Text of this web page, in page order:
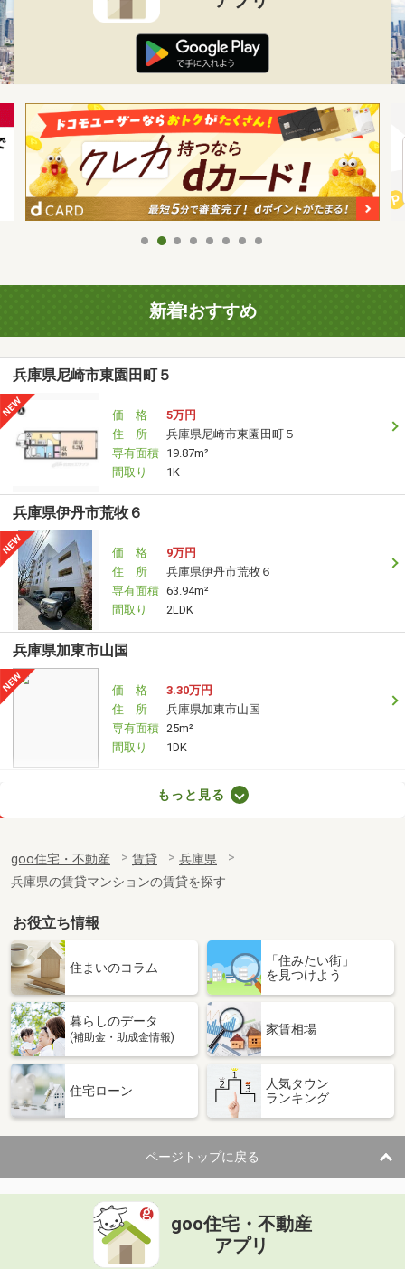
新着!おすすめ
兵庫県尼崎市東園田町５
価 格
5万円
住 所
兵庫県尼崎市東園田町５
専有面積 19.87m²
間取り
1K
兵庫県伊丹市荒牧６
価 格
9万円
住 所
兵庫県伊丹市荒牧６
専有面積 63.94m²
間取り
2LDK
兵庫県加東市山国
価 格
3.30万円
住 所
兵庫県加東市山国
専有面積 25m²
間取り
1DK
兵庫県高砂市伊保崎１丁目
専有面積
22.35m²
間取り
1K
兵庫県明石市西明石町５丁目
価 格
兵庫県明石市西明石町５丁目
専有面積 24.51m²
間取り
兵庫県明石市大久保町西島
住 所
兵庫県明石市大久保町西島
専有面積 45.09m²
間取り
2DK
兵庫県明石市魚住町西岡
価 格
住 所
兵庫県明石市魚住町西岡
もっと見る
goo住宅・不動産 賃貸
兵庫県
兵庫県の賃貸マンションの賃貸を探す
お役立ち情報
住まいのコラム
「住みたい街」
を見つけよう
暮らしのデータ
(補助金・助成金情報)
家賃相場
住宅ローン
人気タウン
ランキング
ページトップに戻る
goo住宅・不動産
アプリ